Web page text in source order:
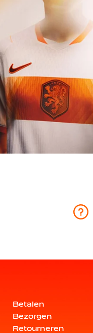
Betalen
Bezorgen
Retourneren